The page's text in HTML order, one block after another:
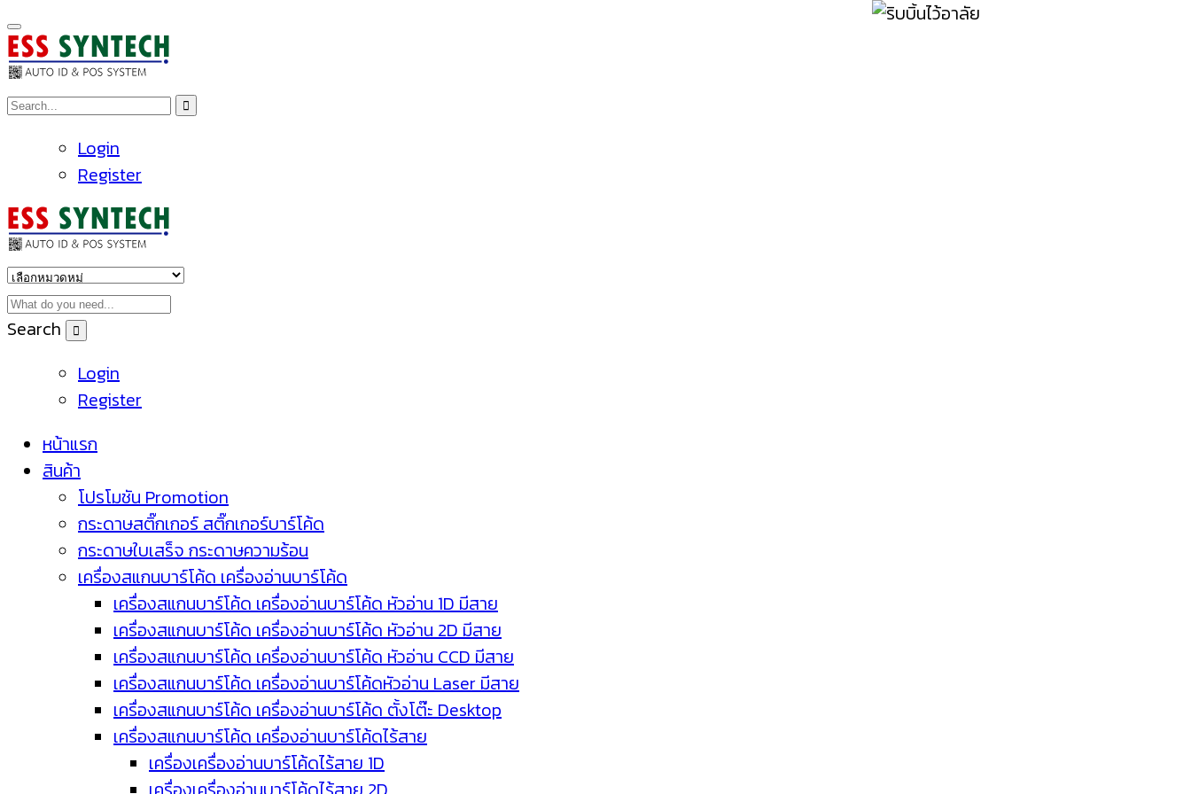
Login
Register
Search
Login
Register
หน้าแรก
สินค้า
โปรโมชัน Promotion
กระดาษสติ๊กเกอร์ สติ๊กเกอร์บาร์โค้ด
กระดาษใบเสร็จ กระดาษความร้อน
เครื่องสแกนบาร์โค้ด เครื่องอ่านบาร์โค้ด
เครื่องสแกนบาร์โค้ด เครื่องอ่านบาร์โค้ด หัวอ่าน 1D มีสาย
เครื่องสแกนบาร์โค้ด เครื่องอ่านบาร์โค้ด หัวอ่าน 2D มีสาย
เครื่องสแกนบาร์โค้ด เครื่องอ่านบาร์โค้ด หัวอ่าน CCD มีสาย
เครื่องสแกนบาร์โค้ด เครื่องอ่านบาร์โค้ดหัวอ่าน Laser มีสาย
เครื่องสแกนบาร์โค้ด เครื่องอ่านบาร์โค้ด ตั้งโต๊ะ Desktop
เครื่องสแกนบาร์โค้ด เครื่องอ่านบาร์โค้ดไร้สาย
เครื่องเครื่องอ่านบาร์โค้ดไร้สาย 1D